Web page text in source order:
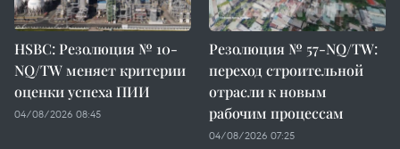
HSBC: Резолюция № 10-
NQ/TW меняет критерии
оценки успеха ПИИ
04/08/2026 08:45
Резолюция № 57-NQ/TW:
переход строительной
отрасли к новым
рабочим процессам
04/08/2026 07:25